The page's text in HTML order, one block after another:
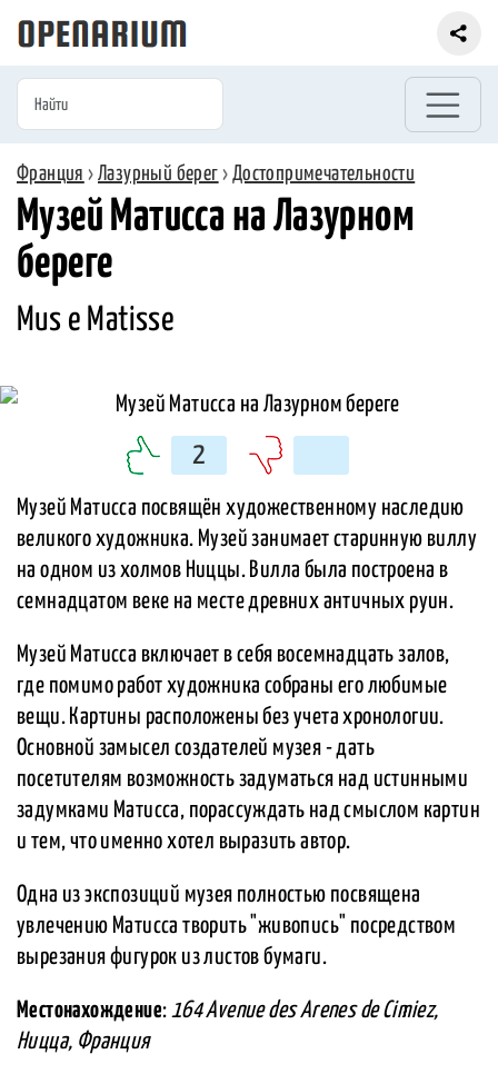
Франция ›Лазурный берег › Достопримечательности
Музей Матисса на Лазурном
береге
Mus e Matisse
2
Музей Матисса посвящён художественному наследию
великого художника. Музей занимает старинную виллу
на одном из холмов Ниццы. Вилла была построена в
семнадцатом веке на месте древних античных руин.
Музей Матисса включает в себя восемнадцать залов,
где помимо работ художника собраны его любимые
вещи. Картины расположены без учета хронологии.
Основной замысел создателей музея - дать
посетителям возможность задуматься над истинными
задумками Матисса, порассуждать над смыслом картин
и тем, что именно хотел выразить автор.
Одна из экспозиций музея полностью посвящена
увлечению Матисса творить "живопись" посредством
вырезания фигурок из листов бумаги.
Местонахождение: 164 Avenue des Arenes de Cimiez,
Ницца, Франция